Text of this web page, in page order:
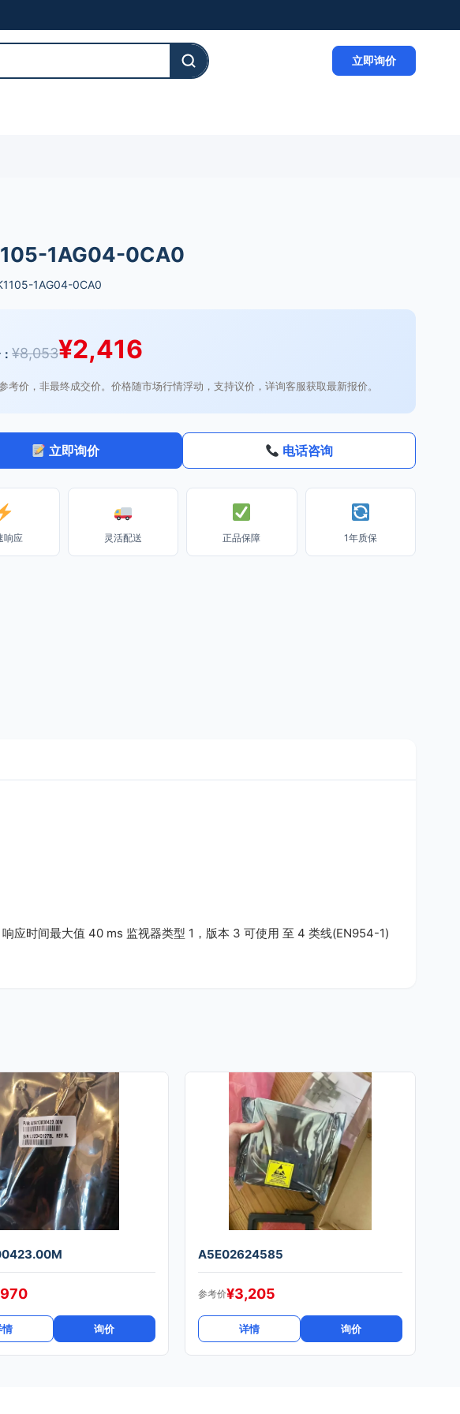
立即询价
1AG04-0CA0
1AG04-0CA0
¥8,053¥2,416
考价，非最终成交价。价格随市场行情浮动，支持议价，详询客服获取最新报价。
立即询价 电话咨询
响应 灵活配送 正品保障 1年质保
应时间最大值 40 ms 监视器类型 1，版本 3 可使用 至 4 类线(EN954-1)
情 询价
A5E02624585
参考价¥3,205
详情 询价